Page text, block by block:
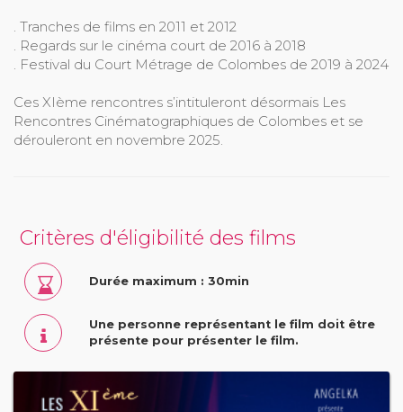
. Tranches de films en 2011 et 2012
. Regards sur le cinéma court de 2016 à 2018
. Festival du Court Métrage de Colombes de 2019 à 2024
Ces XIème rencontres s’intituleront désormais Les
Rencontres Cinématographiques de Colombes et se
dérouleront en novembre 2025.
Critères d'éligibilité des films
Durée maximum : 30min
Une personne représentant le film doit être
présente pour présenter le film.